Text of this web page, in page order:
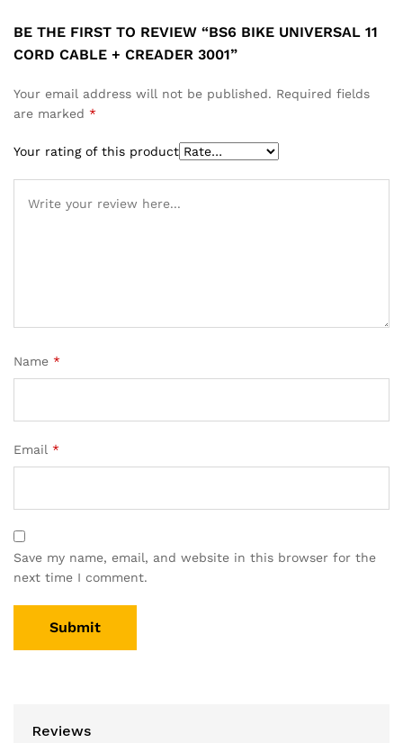
BE THE FIRST TO REVIEW “BS6 BIKE UNIVERSAL 11
CORD CABLE + CREADER 3001”
Your email address will not be published. Required fields
are marked *
Your rating of this product
Name *
Email *
Save my name, email, and website in this browser for the
next time I comment.
Reviews